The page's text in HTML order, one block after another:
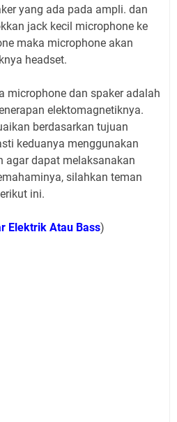
yang ada pada ampli. dan
jack kecil microphone ke
maka microphone akan
headset.
microphone dan spaker adalah
elektomagnetiknya.
berdasarkan tujuan
keduanya menggunakan
agar dapat melaksanakan
silahkan teman
ini.
Elektrik Atau Bass)